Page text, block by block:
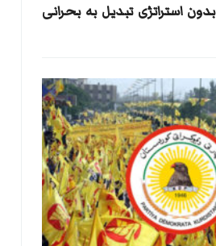
استراتژی تبدیل به بحرانی